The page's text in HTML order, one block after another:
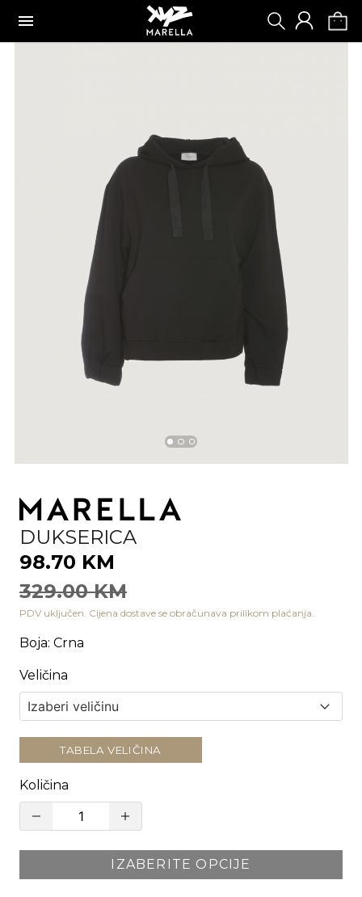
DUKSERICA
98.70 KM
329.00 KM
PDV uključen. Cijena dostave se obračunava prilikom plaćanja.
Boja: Crna
Veličina
TABELA VELIČINA
Količina
IZABERITE OPCIJE